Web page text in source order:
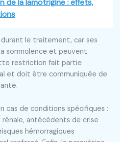
de la lamotrigine : effets,
durant le traitement, car ses
somnolence et peuvent
restriction fait partie
et doit être communiquée de
cas de conditions spécifiques :
antécédents de crise
hémorragiques